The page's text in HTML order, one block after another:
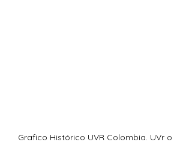
Grafico Histórico UVR Colombia. UVr o